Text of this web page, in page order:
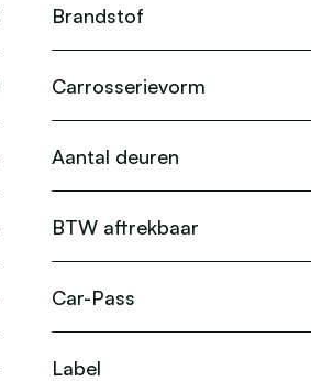
Brandstof
Carrosserievorm
Aantal deuren
BTW aftrekbaar
Car-Pass
Label